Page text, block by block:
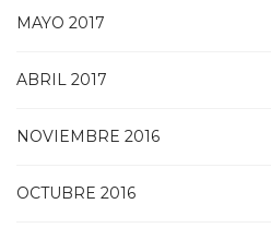
MAYO 2017
ABRIL 2017
NOVIEMBRE 2016
OCTUBRE 2016